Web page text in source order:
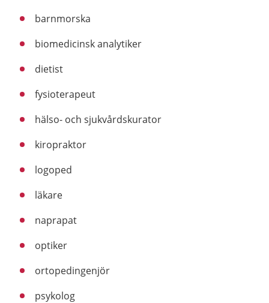
barnmorska
biomedicinsk analytiker
dietist
fysioterapeut
hälso- och sjukvårdskurator
kiropraktor
logoped
läkare
naprapat
optiker
ortopedingenjör
psykolog